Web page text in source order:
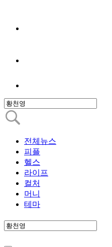
전체뉴스
피플
헬스
라이프
컬처
머니
테마